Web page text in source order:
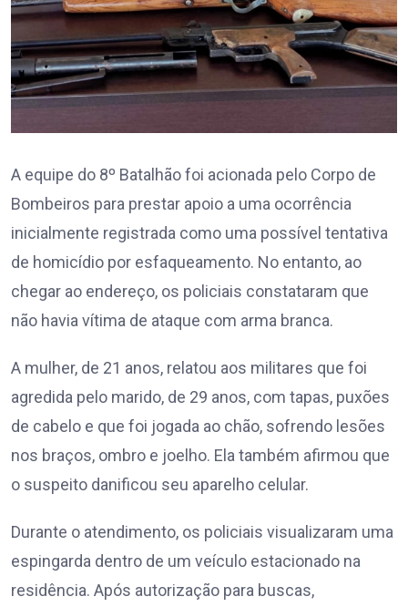
A equipe do 8º Batalhão foi acionada pelo Corpo de
Bombeiros para prestar apoio a uma ocorrência
inicialmente registrada como uma possível tentativa
de homicídio por esfaqueamento. No entanto, ao
chegar ao endereço, os policiais constataram que
não havia vítima de ataque com arma branca.
A mulher, de 21 anos, relatou aos militares que foi
agredida pelo marido, de 29 anos, com tapas, puxões
de cabelo e que foi jogada ao chão, sofrendo lesões
nos braços, ombro e joelho. Ela também afirmou que
o suspeito danificou seu aparelho celular.
Durante o atendimento, os policiais visualizaram uma
espingarda dentro de um veículo estacionado na
residência. Após autorização para buscas,